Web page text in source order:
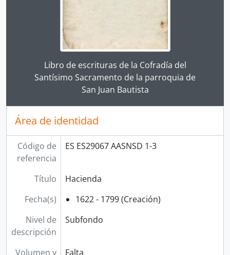
Clicking this description title link will open the
Libro de escrituras de la Cofradía del
Santísimo Sacramento de la parroquia de
San Juan Bautista
Área de identidad
Código de
referencia
ES ES29067 AASNSD 1-3
Título
Hacienda
Fecha(s)
1622 - 1799 (Creación)
Nivel de
descripción
Subfondo
Volumen y
Falta